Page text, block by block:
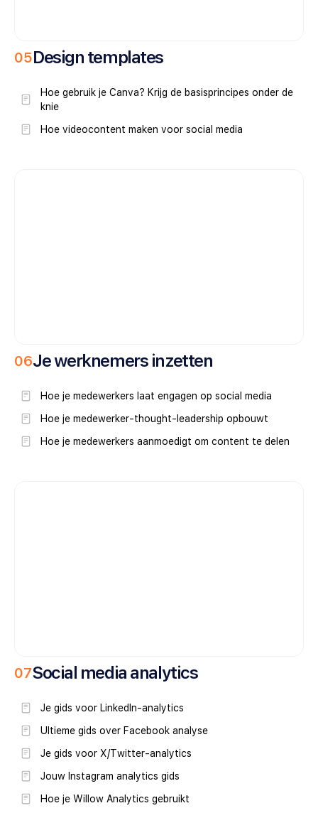
05Design templates
Hoe gebruik je Canva? Krijg de basisprincipes onder de
knie
Hoe videocontent maken voor social media
06Je werknemers inzetten
Hoe je medewerkers laat engagen op social media
Hoe je medewerker-thought-leadership opbouwt
Hoe je medewerkers aanmoedigt om content te delen
07Social media analytics
Je gids voor LinkedIn-analytics
Ultieme gids over Facebook analyse
Je gids voor X/Twitter-analytics
Jouw Instagram analytics gids
Hoe je Willow Analytics gebruikt